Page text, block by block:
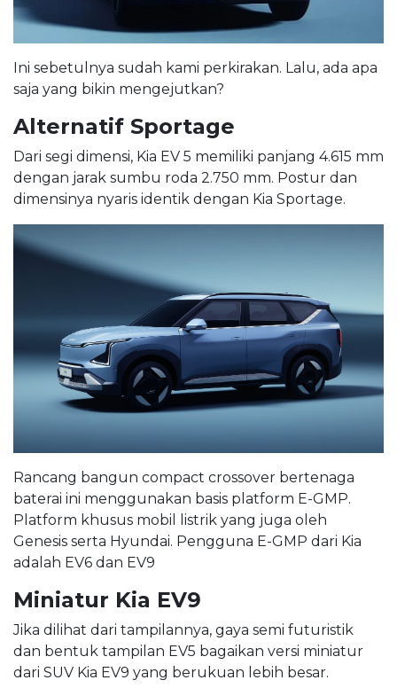
Ini sebetulnya sudah kami perkirakan. Lalu, ada apa
saja yang bikin mengejutkan?
Alternatif Sportage
Dari segi dimensi, Kia EV 5 memiliki panjang 4.615 mm
dengan jarak sumbu roda 2.750 mm. Postur dan
dimensinya nyaris identik dengan Kia Sportage.
Rancang bangun compact crossover bertenaga
baterai ini menggunakan basis platform E-GMP.
Platform khusus mobil listrik yang juga oleh
Genesis serta Hyundai. Pengguna E-GMP dari Kia
adalah EV6 dan EV9
Miniatur Kia EV9
Jika dilihat dari tampilannya, gaya semi futuristik
dan bentuk tampilan EV5 bagaikan versi miniatur
dari SUV Kia EV9 yang berukuan lebih besar.